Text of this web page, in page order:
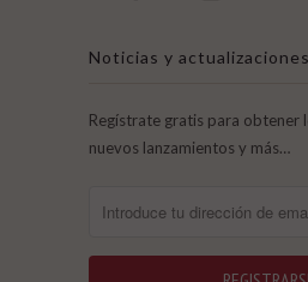
Noticias y actualizaciones
Regístrate gratis para obtener
nuevos lanzamientos y más…